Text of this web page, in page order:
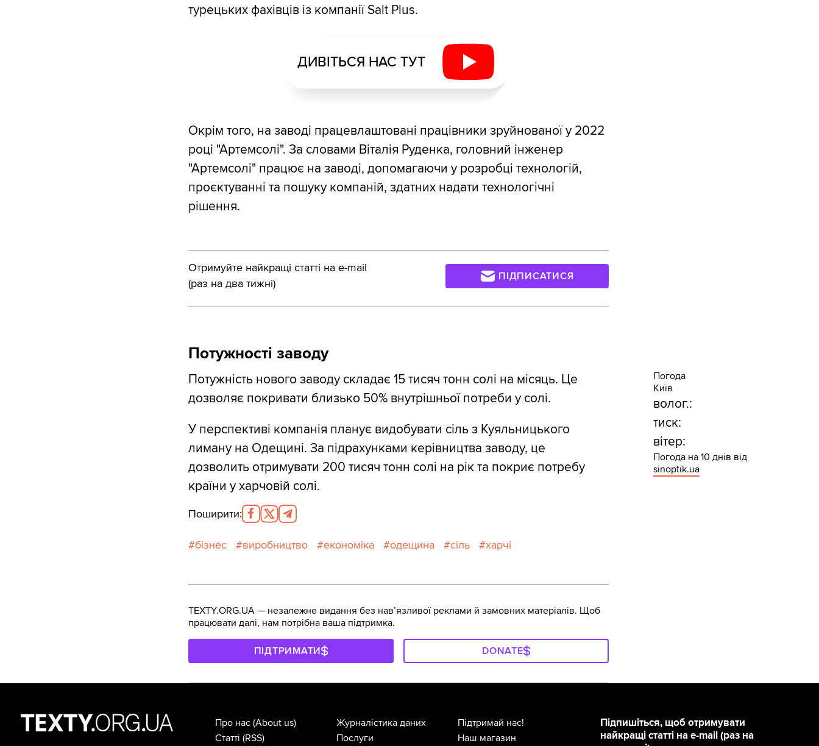
турецьких фахівців із компанії Salt Plus.
ДИВІТЬСЯ НАС ТУТ
Окрім того, на заводі працевлаштовані працівники зруйнованої у 2022
році "Артемсолі". За словами Віталія Руденка, головний інженер
"Артемсолі" працює на заводі, допомагаючи у розробці технологій,
проєктуванні та пошуку компаній, здатних надати технологічні
рішення.
Отримуйте найкращі статті на e-mail
(раз на два тижні)
ПІДПИСАТИСЯ
Потужності заводу
Потужність нового заводу складає 15 тисяч тонн солі на місяць. Це
дозволяє покривати близько 50% внутрішньої потреби у солі.
У перспективі компанія планує видобувати сіль з Куяльницького
лиману на Одещині. За підрахунками керівництва заводу, це
дозволить отримувати 200 тисяч тонн солі на рік та покриє потребу
країни у харчовій солі.
Поширити:
бізнес виробництво економіка одещина сіль харчі
Погода
Київ
волог.:
тиск:
вітер:
Погода на 10 днів від
sinoptik.ua
TEXTY.ORG.UA — незалежне видання без навʼязливої реклами й замовних матеріалів. Щоб
працювати далі, нам потрібна ваша підтримка.
ПІДТРИМАТИ DONATE
Підпишіться, щоб отримувати
найкращі статті на e-mail (раз на
Про нас (About us)
Статті (RSS)
Журналістика даних
Послуги
Підтримай нас!
Наш магазин